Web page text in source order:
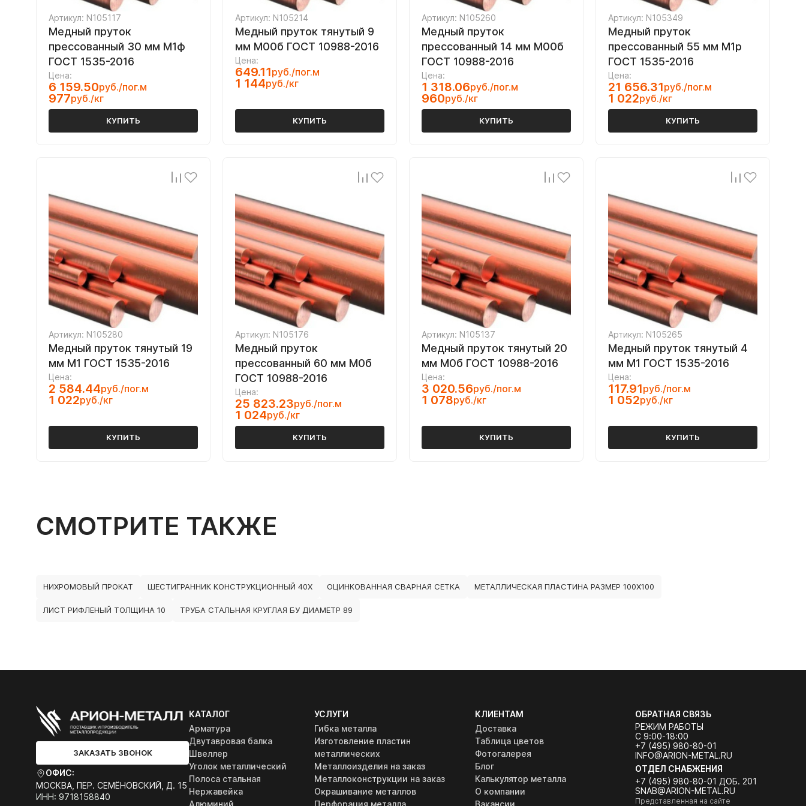
Артикул: N105117
Медный пруток
прессованный 30 мм М1ф
ГОСТ 1535-2016
Цена:
6 159.50руб./пог.м
977руб./кг
КУПИТЬ
Артикул: N105214
Медный пруток тянутый 9
мм М00б ГОСТ 10988-2016
Цена:
649.11руб./пог.м
1 144руб./кг
КУПИТЬ
Артикул: N105260
Медный пруток
прессованный 14 мм М00б
ГОСТ 10988-2016
Цена:
1 318.06руб./пог.м
960руб./кг
КУПИТЬ
Артикул: N105349
Медный пруток
прессованный 55 мм М1р
ГОСТ 1535-2016
Цена:
21 656.31руб./пог.м
1 022руб./кг
КУПИТЬ
Артикул: N105280
Медный пруток тянутый 19
мм М1 ГОСТ 1535-2016
Цена:
2 584.44руб./пог.м
1 022руб./кг
КУПИТЬ
Артикул: N105176
Медный пруток
прессованный 60 мм М0б
ГОСТ 10988-2016
Цена:
25 823.23руб./пог.м
1 024руб./кг
КУПИТЬ
Артикул: N105137
Медный пруток тянутый 20
мм М0б ГОСТ 10988-2016
Цена:
3 020.56руб./пог.м
1 078руб./кг
КУПИТЬ
Артикул: N105265
Медный пруток тянутый 4
мм М1 ГОСТ 1535-2016
Цена:
117.91руб./пог.м
1 052руб./кг
КУПИТЬ
СМОТРИТЕ ТАКЖЕ
НИХРОМОВЫЙ ПРОКАТ ШЕСТИГРАННИК КОНСТРУКЦИОННЫЙ 40Х ОЦИНКОВАННАЯ СВАРНАЯ СЕТКА МЕТАЛЛИЧЕСКАЯ ПЛАСТИНА РАЗМЕР 100Х100
ЛИСТ РИФЛЕНЫЙ ТОЛЩИНА 10 ТРУБА СТАЛЬНАЯ КРУГЛАЯ БУ ДИАМЕТР 89
ЗАКАЗАТЬ ЗВОНОК
ОФИС:
МОСКВА, ПЕР. СЕМЁНОВСКИЙ, Д. 15
ИНН: 9718158840
КАТАЛОГ
Арматура
Двутавровая балка
Швеллер
Уголок металлический
Полоса стальная
Нержавейка
Алюминий
УСЛУГИ
Гибка металла
Изготовление пластин
металлических
Металлоизделия на заказ
Металлоконструкции на заказ
Окрашивание металлов
Перфорация металла
КЛИЕНТАМ
Доставка
Таблица цветов
Фотогалерея
Блог
Калькулятор металла
О компании
Вакансии
ОБРАТНАЯ СВЯЗЬ
РЕЖИМ РАБОТЫ
С 9:00-18:00
+7 (495) 980-80-01
INFO@ARION-METAL.RU
ОТДЕЛ СНАБЖЕНИЯ
+7 (495) 980-80-01 ДОБ. 201
SNAB@ARION-METAL.RU
Представленная на сайте